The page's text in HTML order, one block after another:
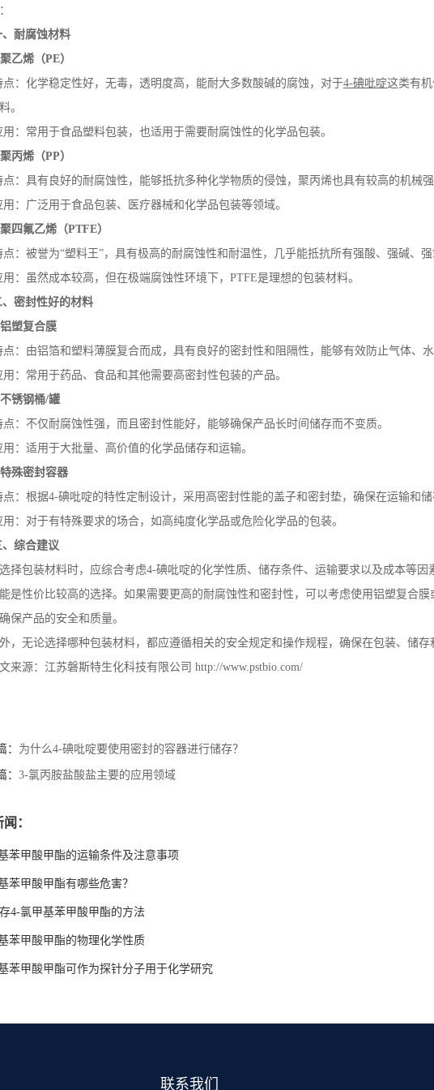
、耐腐蚀材料
聚乙烯（PE）
点：化学稳定性好，无毒，透明度高，能耐大多数酸碱的腐蚀，对于4-碘吡啶这类有
。
用：常用于食品塑料包装，也适用于需要耐腐蚀性的化学品包装。
聚丙烯（PP）
点：具有良好的耐腐蚀性，能够抵抗多种化学物质的侵蚀，聚丙烯也具有较高的机械强
用：广泛用于食品包装、医疗器械和化学品包装等领域。
聚四氟乙烯（PTFE）
点：被誉为“塑料王”，具有极高的耐腐蚀性和耐温性，几乎能抵抗所有强酸、强碱、强
用：虽然成本较高，但在极端腐蚀性环境下， PTFE是理想的包装材料。
、密封性好的材料
铝塑复合膜
点：由铝箔和塑料薄膜复合而成，具有良好的密封性和阻隔性，能够有效防止气体、水
用：常用于药品、食品和其他需要高密封性包装的产品。
不锈钢桶/罐
点：不仅耐腐蚀性强，而且密封性能好，能够确保产品长时间储存而不变质。
用：适用于大批量、高价值的化学品储存和运输。
特殊密封容器
点：根据4-碘吡啶的特性定制设计，采用高密封性能的盖子和密封垫，确保在运输和储
用：对于有特殊要求的场合，如高纯度化学品或危险化学品的包装。
、综合建议
择包装材料时，应综合考虑4-碘吡啶的化学性质、储存条件、运输要求以及成本等
是性价比较高的选择。如果需要更高的耐腐蚀性和密封性，可以考虑使用铝塑复合膜
保产品的安全和质量。
，无论选择哪种包装材料，都应遵循相关的安全规定和操作规程，确保在包装、储存
来源：江苏磐斯特生化科技有限公司 http://www.pstbio.com/
： 为什么4-碘吡啶要使用密封的容器进行储存？
： 3-氯丙胺盐酸盐主要的应用领域
：
苯甲酸甲酯的运输条件及注意事项
苯甲酸甲酯有哪些危害？
4-氯甲基苯甲酸甲酯的方法
苯甲酸甲酯的物理化学性质
苯甲酸甲酯可作为探针分子用于化学研究
联系我们